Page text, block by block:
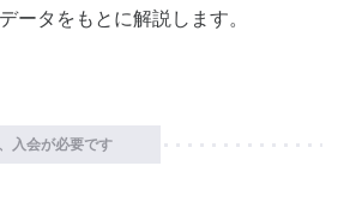
ータをもとに解説します。
入会が必要です